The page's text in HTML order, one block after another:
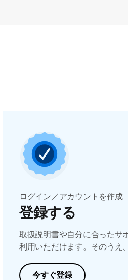
ログイン／アカウントを作成
登録する
取扱説明書や自分に合ったサ
利用いただけます。そのうえ
今すぐ登録